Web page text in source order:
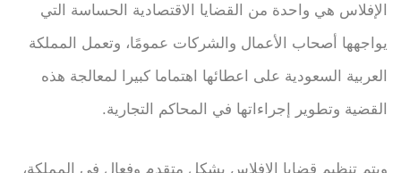
الإفلاس هي واحدة من القضايا الاقتصادية الحساسة التي
يواجهها أصحاب الأعمال والشركات عمومًا، وتعمل المملكة
العربية السعودية على اعطائها اهتماما كبيرا لمعالجة هذه
القضية وتطوير إجراءاتها في المحاكم التجارية.
ويتم تنظيم قضايا الإفلاس بشكل متقدم وفعال في المملكة،